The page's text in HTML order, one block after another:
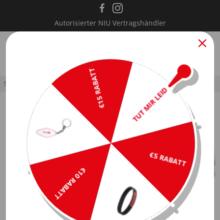
Autorisierter NIU Vertragshändler
Startseite Reifen mit Schlauch
TUT MIR LEID
€5 RABATT
€10 RABATT
€15 RABATT